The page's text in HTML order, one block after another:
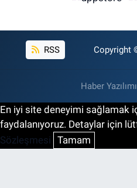
RSS Copyright
Haber
En iyi site deneyimi sağlamak
faydalanıyoruz. Detaylar için
Sözleşmesi Tamam